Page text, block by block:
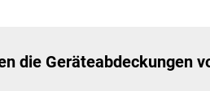
die Geräteabdeckungen